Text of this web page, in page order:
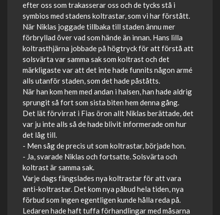
efter oss som trakasserar oss och de tycks stå i
symbios med stadens koltrastar, som vi har förstått.
När Niklas joggade tillbaka till staden ännu mer
förbryllad över vad som hände än innan. Hans lilla
koltrasthjärna jobbade på högtryck för att förstå att
solsvärta var samma sak som koltrast och det
märkligaste var att det inte hade funnits någon armé
alls utanför staden, som det hade påståtts.
När han kom hem med andan i halsen, han hade aldrig
sprungit så fort som sista biten hem denna gång.
Det lät förvirrat i Fias öron allt Niklas berättade, det
var ju inte alls så de hade blivit informerade om hur
det låg till.
- Men såg de precis ut som koltrastar, började hon.
- Ja, svarade Niklas och fortsatte. Solsvärta och
koltrast är samma sak.
Varje dags fängslades nya koltrastar för att vara
anti-koltrastar. Det kom nya påbud hela tiden, nya
förbud som ingen egentligen kunde hålla reda på.
Ledaren hade haft tuffa förhandlingar med måsarna